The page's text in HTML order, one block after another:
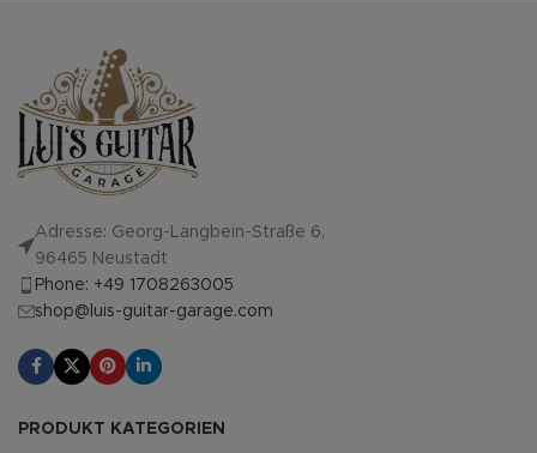
Adresse: Georg-Langbein-Straße 6,
96465 Neustadt
Phone: +49 1708263005
shop@luis-guitar-garage.com
PRODUKT KATEGORIEN